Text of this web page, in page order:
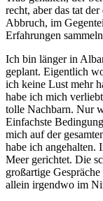
recht, aber das tat
Abbruch, im
Erfahrungen
Ich bin länger in
geplant. Eigentlich
ich keine Lust mehr
habe ich mich
tolle Nachbarn. Nur
Einfachste
mich auf der
habe ich angehalten.
Meer gerichtet. Die
großartige
allein irgendwo im